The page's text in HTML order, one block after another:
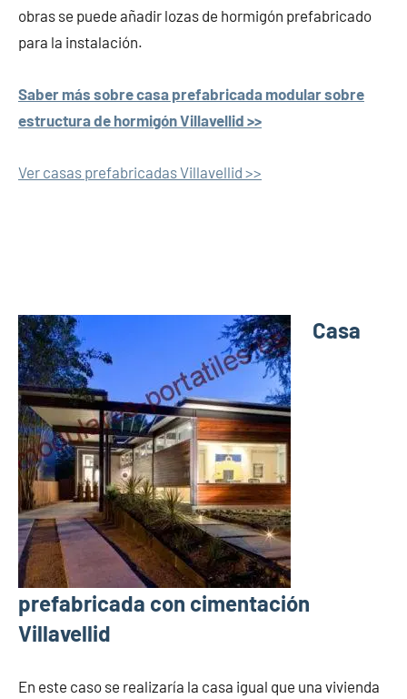
obras se puede añadir lozas de hormigón prefabricado
para la instalación.
Saber más sobre casa prefabricada modular sobre
estructura de hormigón Villavellid >>
Ver casas prefabricadas Villavellid >>
Casa
prefabricada con cimentación
Villavellid
En este caso se realizaría la casa igual que una vivienda